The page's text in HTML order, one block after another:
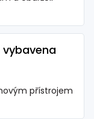
vybavena
přístrojem